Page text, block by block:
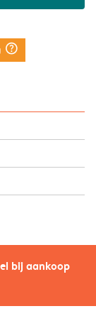
bij aankoop
question_mark_circle